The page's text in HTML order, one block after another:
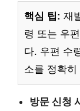
핵심 팁: 재
령 또는 우
다. 우편 수
소를 정확
방문 신청